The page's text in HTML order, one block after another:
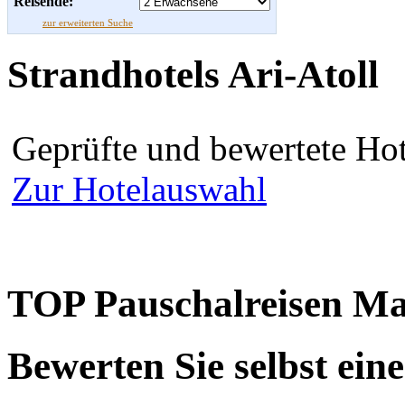
zur erweiterten Suche
Strandhotels Ari-Atoll
Geprüfte und bewertete
Zur Hotelauswahl
TOP Pauschalreisen
Bewerten Sie selbst